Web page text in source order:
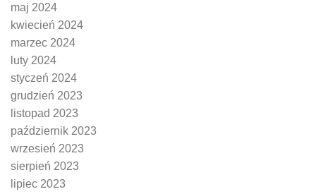
maj 2024
kwiecień 2024
marzec 2024
luty 2024
styczeń 2024
grudzień 2023
listopad 2023
październik 2023
wrzesień 2023
sierpień 2023
lipiec 2023